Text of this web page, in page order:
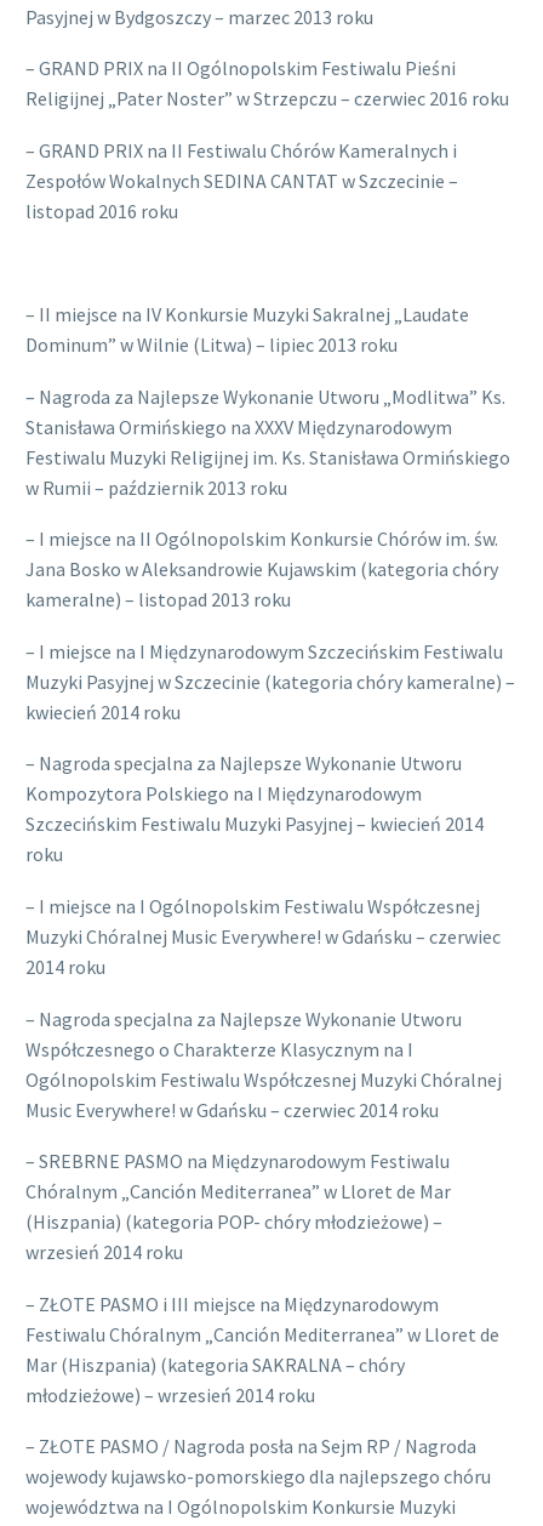
Pasyjnej w Bydgoszczy – marzec 2013 roku
– GRAND PRIX na II Ogólnopolskim Festiwalu Pieśni
Religijnej „Pater Noster” w Strzepczu – czerwiec 2016 roku
– GRAND PRIX na II Festiwalu Chórów Kameralnych i
Zespołów Wokalnych SEDINA CANTAT w Szczecinie –
listopad 2016 roku
– II miejsce na IV Konkursie Muzyki Sakralnej „Laudate
Dominum” w Wilnie (Litwa) – lipiec 2013 roku
– Nagroda za Najlepsze Wykonanie Utworu „Modlitwa” Ks.
Stanisława Ormińskiego na XXXV Międzynarodowym
Festiwalu Muzyki Religijnej im. Ks. Stanisława Ormińskiego
w Rumii – październik 2013 roku
– I miejsce na II Ogólnopolskim Konkursie Chórów im. św.
Jana Bosko w Aleksandrowie Kujawskim (kategoria chóry
kameralne) – listopad 2013 roku
– I miejsce na I Międzynarodowym Szczecińskim Festiwalu
Muzyki Pasyjnej w Szczecinie (kategoria chóry kameralne) –
kwiecień 2014 roku
– Nagroda specjalna za Najlepsze Wykonanie Utworu
Kompozytora Polskiego na I Międzynarodowym
Szczecińskim Festiwalu Muzyki Pasyjnej – kwiecień 2014
roku
– I miejsce na I Ogólnopolskim Festiwalu Współczesnej
Muzyki Chóralnej Music Everywhere! w Gdańsku – czerwiec
2014 roku
– Nagroda specjalna za Najlepsze Wykonanie Utworu
Współczesnego o Charakterze Klasycznym na I
Ogólnopolskim Festiwalu Współczesnej Muzyki Chóralnej
Music Everywhere! w Gdańsku – czerwiec 2014 roku
– SREBRNE PASMO na Międzynarodowym Festiwalu
Chóralnym „Canción Mediterranea” w Lloret de Mar
(Hiszpania) (kategoria POP- chóry młodzieżowe) –
wrzesień 2014 roku
– ZŁOTE PASMO i III miejsce na Międzynarodowym
Festiwalu Chóralnym „Canción Mediterranea” w Lloret de
Mar (Hiszpania) (kategoria SAKRALNA – chóry
młodzieżowe) – wrzesień 2014 roku
– ZŁOTE PASMO / Nagroda posła na Sejm RP / Nagroda
wojewody kujawsko-pomorskiego dla najlepszego chóru
województwa na I Ogólnopolskim Konkursie Muzyki